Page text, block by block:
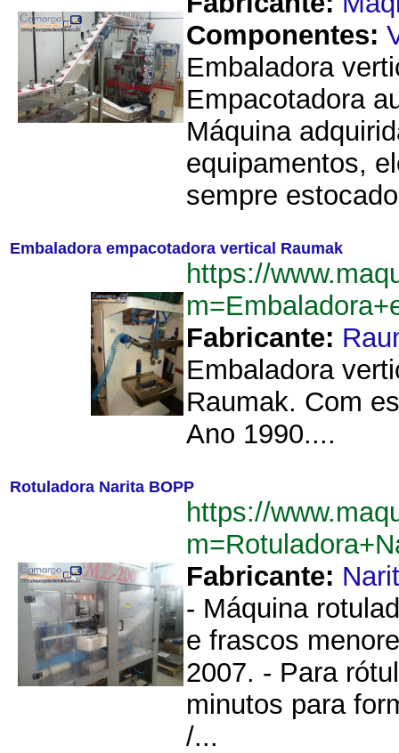
Componentes:
Embaladora
Empacotadora
Máquina
equipamentos,
sempre
Embaladora empacotadora vertical Raumak
https://
Fabricante:
Embaladora
Raumak. Com
Ano 1990....
Rotuladora Narita BOPP
https://
Fabricante:
- Máquina
e frascos
2007. - Para
minutos para
/...